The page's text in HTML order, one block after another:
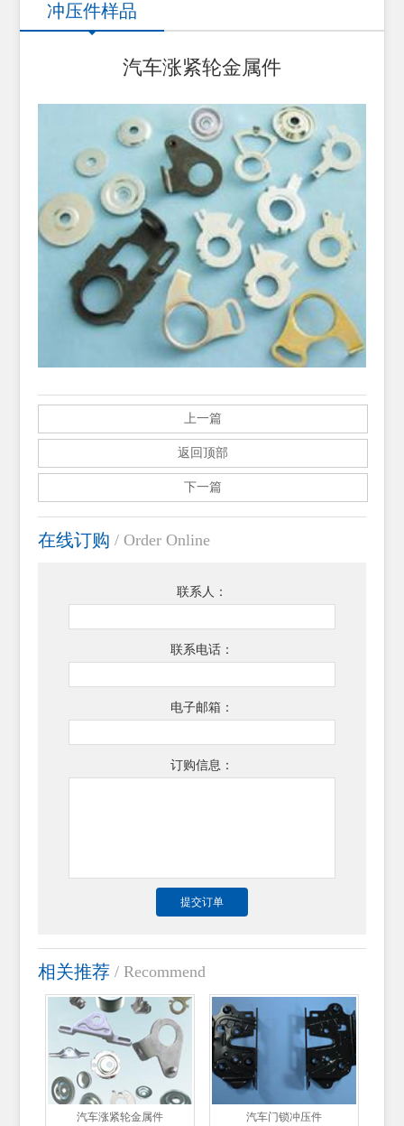
冲压件样品
汽车涨紧轮金属件
上一篇
返回顶部
下一篇
在线订购 / Order Online
联系人：
联系电话：
电子邮箱：
订购信息：
相关推荐 / Recommend
汽车涨紧轮金属件 汽车门锁冲压件